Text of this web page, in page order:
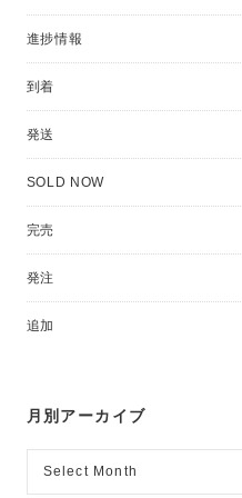
進捗情報
到着
発送
SOLD NOW
完売
発注
追加
月別アーカイブ
ア